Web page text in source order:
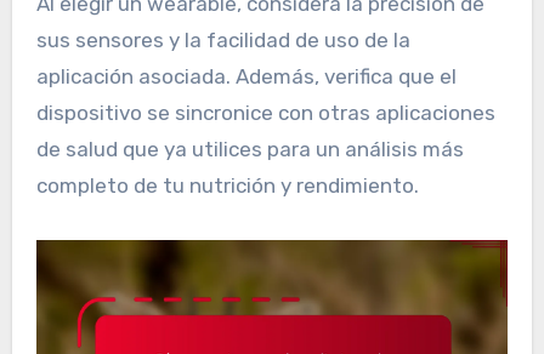
sus sensores y la facilidad de uso de la
aplicación asociada. Además, verifica que el
dispositivo se sincronice con otras aplicaciones
de salud que ya utilices para un análisis más
completo de tu nutrición y rendimiento.